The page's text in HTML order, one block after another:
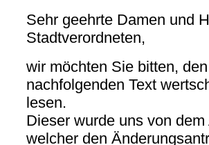
Sehr geehrte Damen und
Stadtverordneten,
wir möchten Sie bitten, den
nachfolgenden Text
lesen.
Dieser wurde uns von dem
welcher den